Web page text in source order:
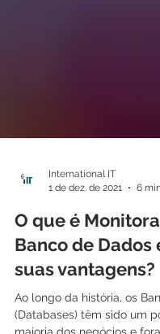
1 de dez. de 2021
6
O que é
Banco de Dados
suas vantagens?
Ao longo da história, os